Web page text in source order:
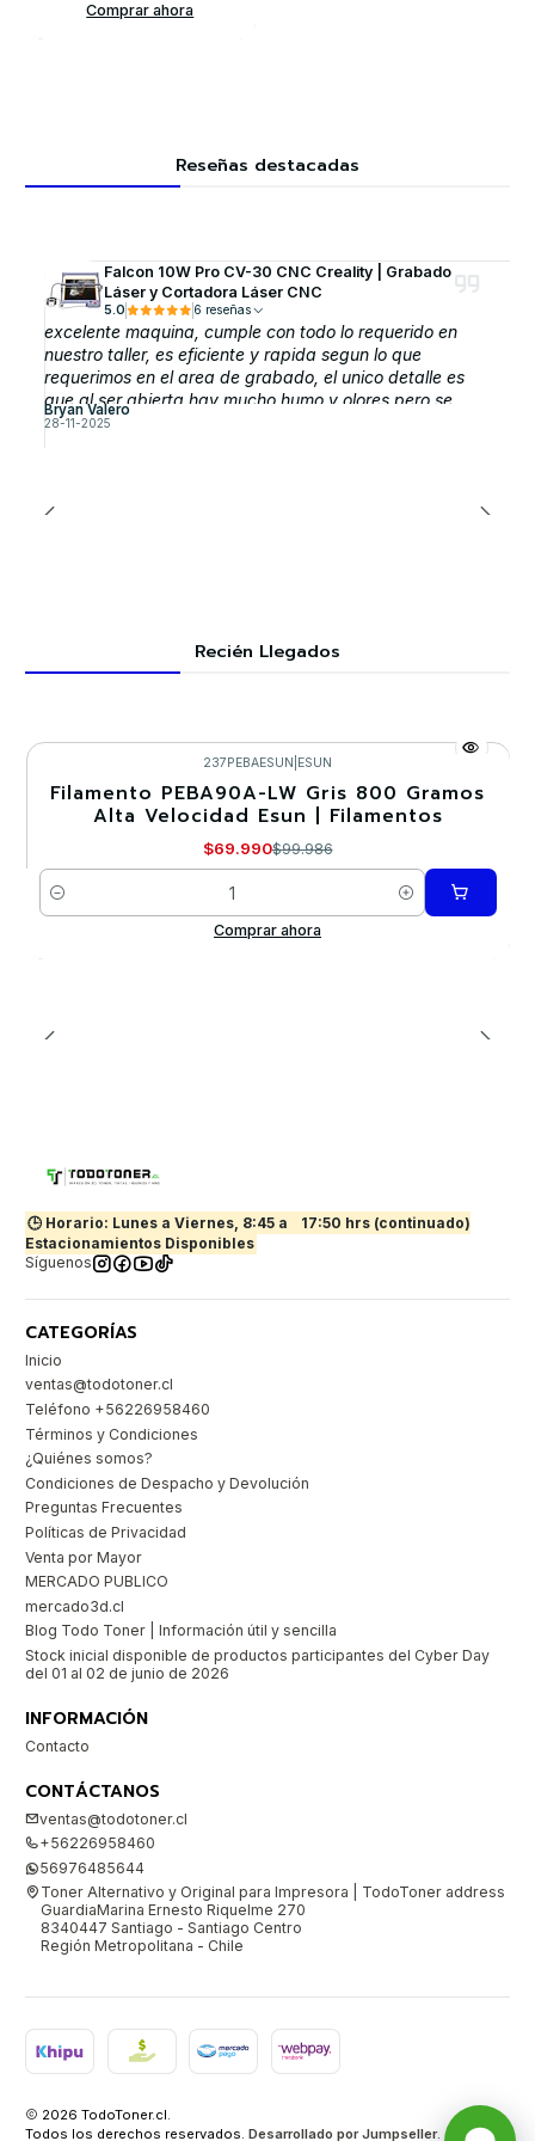
Comprar ahora
Reseñas destacadas
Falcon 10W Pro CV-30 CNC Creality | Grabado
Láser y Cortadora Láser CNC
5.0 6 reseñas
excelente maquina, cumple con todo lo requerido en
nuestro taller, es eficiente y rapida segun lo que
requerimos en el area de grabado, el unico detalle es
que al ser abierta hay mucho humo y olores pero se
puede solucionar comprando la cubierta protectora que
esperamos adquirirla pronto.
Bryan Valero
28-11-2025
Recién Llegados
-30%
237PEBAESUN ESUN
Filamento PEBA90A-LW Gris 800 Gramos
Alta Velocidad Esun | Filamentos
$69.990$99.986
Cantidad
Comprar ahora
🕒 Horario: Lunes a Viernes, 8:45 a
17:50 hrs (continuado)
Estacionamientos Disponibles
Síguenos
CATEGORÍAS
Inicio
ventas@todotoner.cl
Teléfono +56226958460
Términos y Condiciones
¿Quiénes somos?
Condiciones de Despacho y Devolución
Preguntas Frecuentes
Políticas de Privacidad
Venta por Mayor
MERCADO PUBLICO
mercado3d.cl
Blog Todo Toner | Información útil y sencilla
Stock inicial disponible de productos participantes del Cyber Day
del 01 al 02 de junio de 2026
INFORMACIÓN
Contacto
CONTÁCTANOS
ventas@todotoner.cl
+56226958460
56976485644
Toner Alternativo y Original para Impresora | TodoToner address
GuardiaMarina Ernesto Riquelme 270
8340447 Santiago - Santiago Centro
Región Metropolitana - Chile
2026 TodoToner.cl.
Todos los derechos reservados. Desarrollado por Jumpseller.